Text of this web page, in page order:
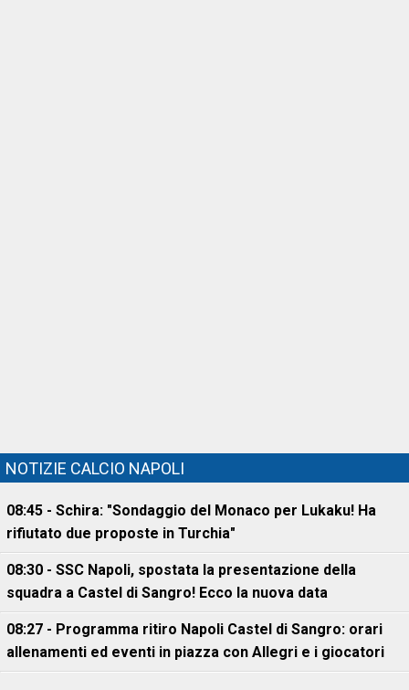
NOTIZIE CALCIO NAPOLI
08:45 - Schira: "Sondaggio del Monaco per Lukaku! Ha
rifiutato due proposte in Turchia"
08:30 - SSC Napoli, spostata la presentazione della
squadra a Castel di Sangro! Ecco la nuova data
08:27 - Programma ritiro Napoli Castel di Sangro: orari
allenamenti ed eventi in piazza con Allegri e i giocatori